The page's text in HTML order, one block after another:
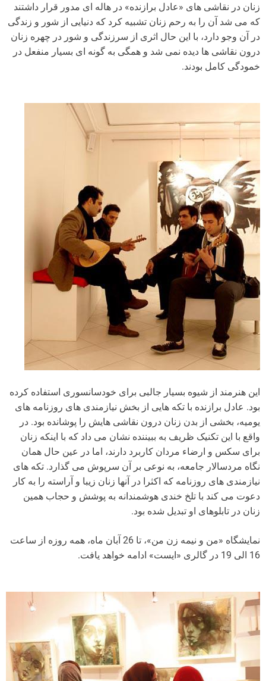
زنان در نقاشی های «عادل برازنده» در هاله ای مدور قرار داشتند
که می شد آن را به رحم زنان تشبیه کرد که دنیایی از شور و زندگی
در آن وجو دارد، با این حال اثری از سرزندگی و شور در چهره زنان
درون نقاشی ها دیده نمی شد و همگی به گونه ای بسیار منفعل در
خمودگی کامل بودند.
این هنرمند از شیوه بسیار جالبی برای خودسانسوری استفاده کرده
بود. عادل برازنده با تکه هایی از بخش نیازمندی های روزنامه های
یومیه، بخشی از بدن زنان درون نقاشی هایش را پوشانده بود. در
واقع با این تکنیک ظریف به ببیننده نشان می داد که با اینکه زنان
برای سکس و ارضاء مردان کاربرد دارند، اما در عین حال همان
نگاه مردسالار جامعه، به نوعی بر آن سرپوش می گذارد. تکه های
نیازمندی های روزنامه که اکثرا در آنها زنان زیبا و آراسته را به کار
دعوت می کند با تلخ خندی هوشمندانه به پوشش و حجاب همین
زنان در تابلوهای او تبدیل شده بود.
نمایشگاه «من و نیمه زن من»، تا 26 آبان ماه، همه روزه از ساعت
16 الی 19 در گالری «ایست» ادامه خواهد یافت.